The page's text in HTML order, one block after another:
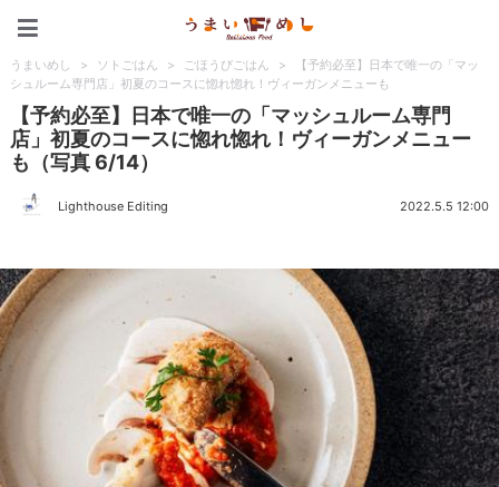
うまいめし > ソトごはん > ごほうびごはん >
【予約必至】日本で唯一の「マッ
シュルーム専門店」初夏のコースに惚れ惚れ！ヴィーガンメニューも
【予約必至】日本で唯一の「マッシュルーム専門
店」初夏のコースに惚れ惚れ！ヴィーガンメニュー
も（写真 6/14）
Lighthouse Editing 2022.5.5 12:00